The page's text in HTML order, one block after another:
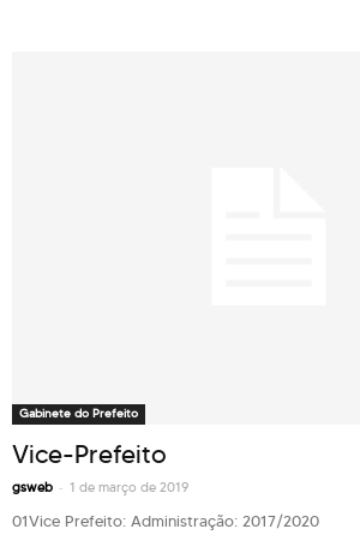
Gabinete do Prefeito
Vice-Prefeito
gsweb - 1 de março de 2019
01Vice Prefeito: Administração: 2017/2020